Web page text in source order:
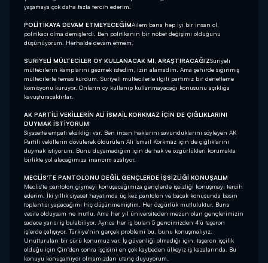
yaşamaya çok daha fazla tercih ederim.
POLİTİKAYA DEVAM ETMEYECEĞİMAilem bana hep iyi bir insan ol,
politikacı olma demişlerdi. Ben politikanın bir nöbet değişimi olduğunu
düşünüyorum. Herhalde devam etmem.
SURİYELİ MÜLTECİLER OY KULLANACAK MI, ARAŞTIRACAĞIZSuriyeli
mültecilerin kamplarını gezmek istedim, izin alamadım. Ama şehirde sığınmış
mültecilerle temas kurdum. Suriyeli mültecilerle ilgili partimiz bir denetleme
komisyonu kuruyor. Onların oy kullanıp kullanmayacağı konusunu açıklığa
kavuşturacaktırlar.
AK PARTİLİ VEKİLLERİN ALİ İSMAİL KORKMAZ İÇİN DE ÇIĞLIKLARINI
DUYMAK İSTİYORUM
Siyasette empati eksikliği var. Ben insan haklarını savunduklarını söyleyen AK
Partili vekillerin dövülerek öldürülen Ali İsmail Korkmaz için de çığlıklarını
duymak istiyorum. Bunu duyamadığım için de hak ve özgürlükleri korumakta
birlikte yol alacağımıza inancım azalıyor.
MECLİS'TE PANTOLONU DEĞİL GENÇLERDE İŞSİZLİĞİ KONUŞALIM
Meclis'te pantolon giymeyi konuşacağımıza gençlerde işsizliği konuşmayı tercih
ederim. İki yıllık siyaset hayatımda üç kez pantolon ve bacak konusunda basın
toplantısı yapacağımı hiç düşünmemiştim. Her özgürlük mutluluktur. Buna
vesile olduysam ne mutlu. Ama her yıl üniversiteden mezun olan gençlerimizin
sadece yarısı iş bulabiliyor. Ayrıca her iş bulan 5 gencimizden 4'ü taşeron
işlerde çalışıyor. Türkiye'nin gerçek problemi bu, bunu konuşmalıyız.
Unutturulan bir sürü konumuz var. İş güvenliği olmadığı için, taşeron işçilik
olduğu için Çin'den sonra işçisini en çok kaybeden ülkeyiz iş kazalarında. Bu
konuyu konuşamıyor olmamızdan utanç duyuyorum.